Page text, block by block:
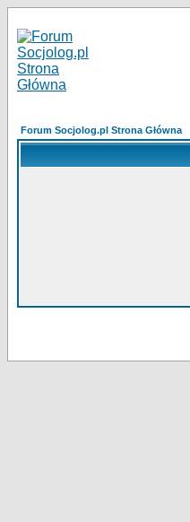
Forum Socjolog.pl Strona Główna